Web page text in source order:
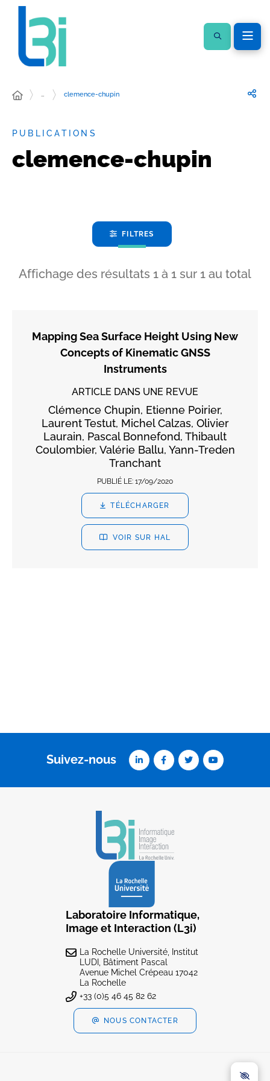
… clemence-chupin
PUBLICATIONS
clemence-chupin
FILTRES
Affichage des résultats 1 à 1 sur 1 au total
Mapping Sea Surface Height Using New
Concepts of Kinematic GNSS
Instruments
ARTICLE DANS UNE REVUE
Clémence Chupin, Etienne Poirier,
Laurent Testut, Michel Calzas, Olivier
Laurain, Pascal Bonnefond, Thibault
Coulombier, Valérie Ballu, Yann-Treden
Tranchant
PUBLIÉ LE: 17/09/2020
TÉLÉCHARGER
VOIR SUR HAL
Suivez-nous
Laboratoire Informatique,
Image et Interaction (L3i)
La Rochelle Université, Institut
LUDI, Bâtiment Pascal
Avenue Michel Crépeau 17042
La Rochelle
+33 (0)5 46 45 82 62
NOUS CONTACTER